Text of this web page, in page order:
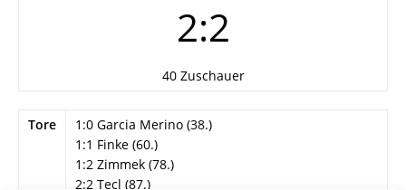
2:2
40 Zuschauer
Tore
1:0 Garcia Merino (38.)
1:1 Finke (60.)
1:2 Zimmek (78.)
2:2 Tecl (87.)